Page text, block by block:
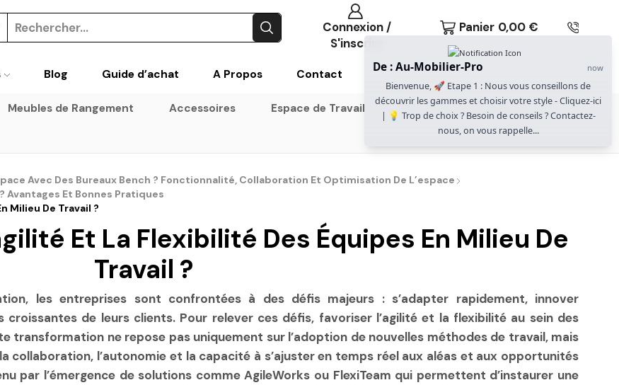
Connexion /
S'inscrire
Panier 0,00 €
Blog Guide d’achat A Propos Contact
Meubles de Rangement Accessoires Espace de Travail Gammes Gautier Office
Avec Des Bureaux Bench ? Fonctionnalité, Collaboration Et Optimisation De L’espace
Avantages Et Bonnes Pratiques
Milieu De Travail ?
Et La Flexibilité Des Équipes En Milieu De
Travail ?
les entreprises sont confrontées à des défis majeurs : s’adapter rapidement, innover
de leurs clients. Pour relever ces défis, favoriser l’agilité et la flexibilité au sein des
transformation ne repose pas uniquement sur l’adoption de nouvelles méthodes de travail, mais
collaboration, l’autonomie et la capacité à s’ajuster en temps réel aux aléas et aux opportunités
par l’émergence de solutions comme AgileWorks ou FlexiTeam qui permettent d’instaurer une
De : Au-Mobilier-Pro now
Bienvenue, 🚀 Etape 1 : Nous vous conseillons de
découvrir les gammes et choisir votre style - Cliquez-ici
| 💡 Trop de choix ? Besoin de conseils ? Contactez-
nous, on vous rappelle...